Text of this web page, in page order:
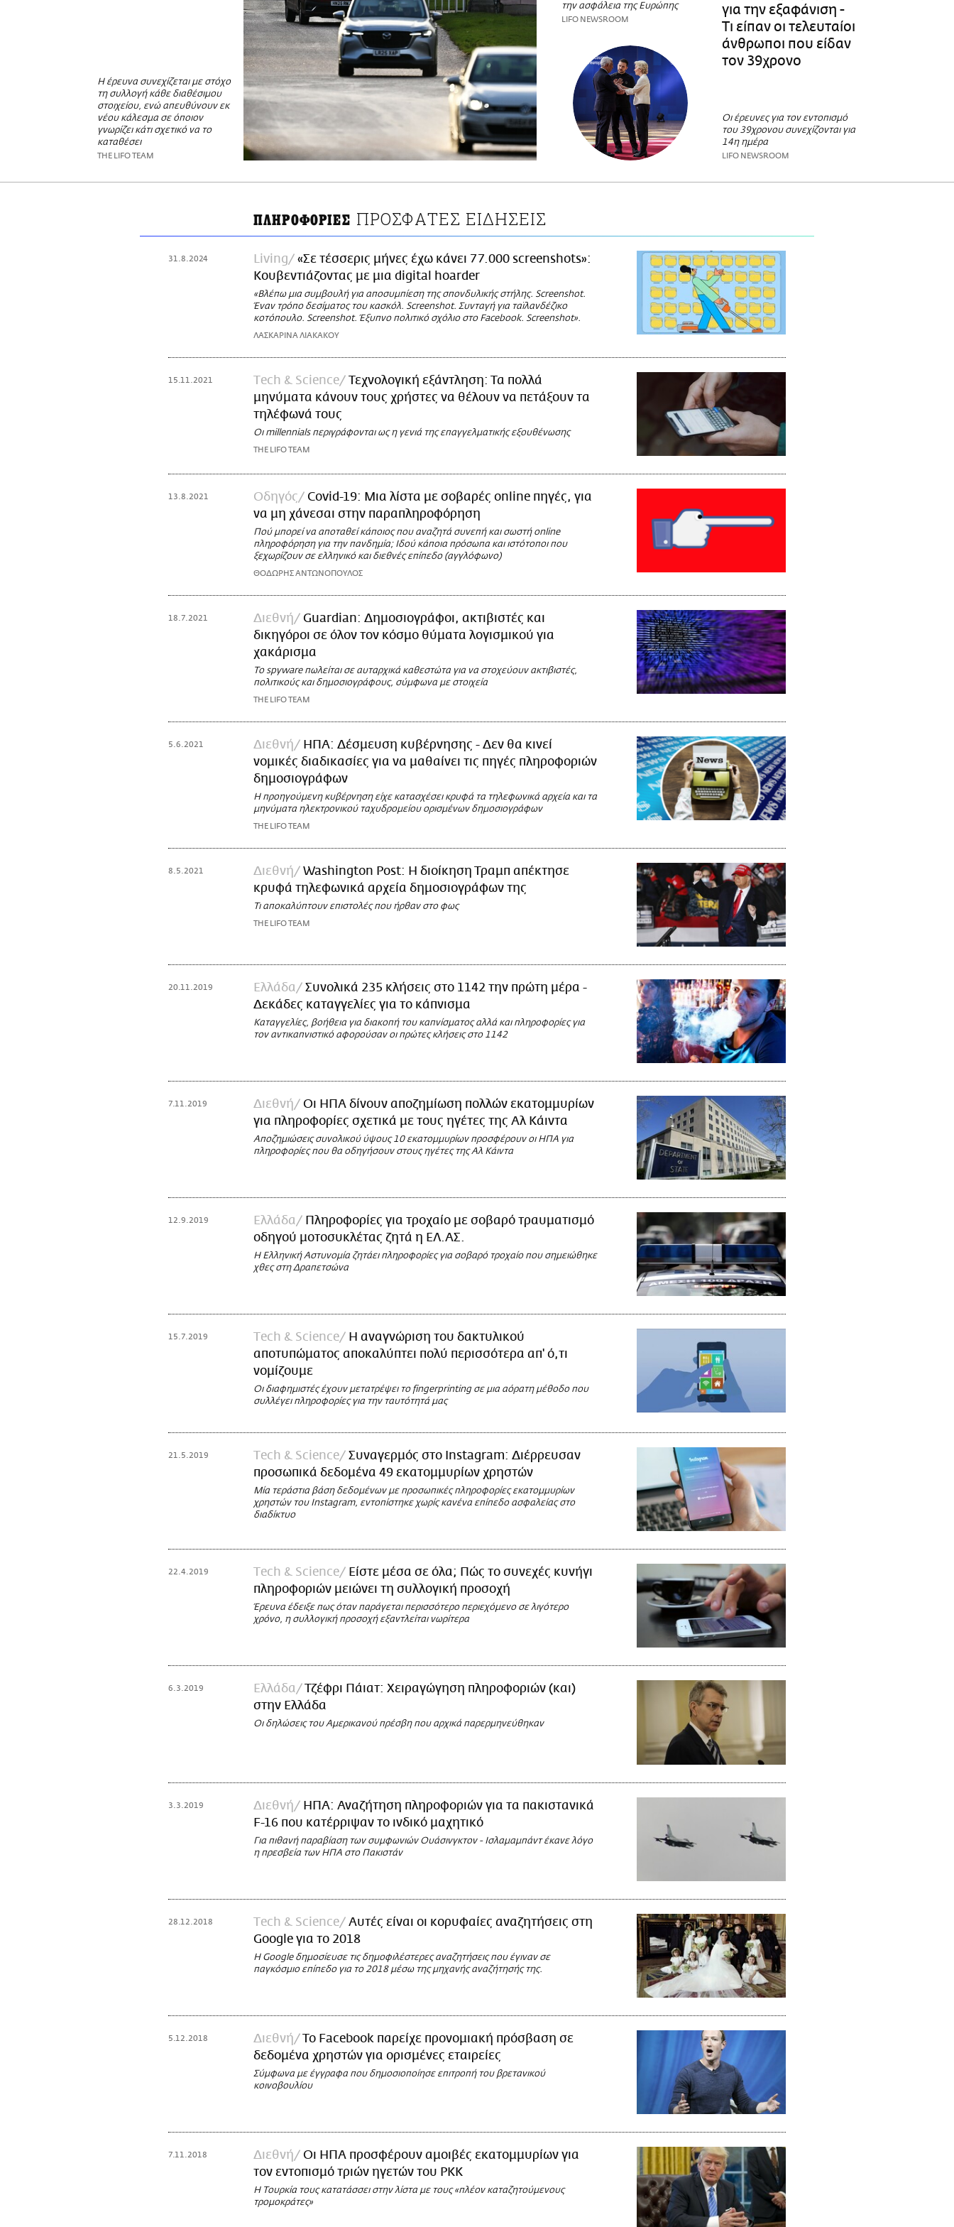
Η έρευνα συνεχίζεται με στόχο
τη συλλογή κάθε διαθέσιμου
στοιχείου, ενώ απευθύνουν εκ
νέου κάλεσμα σε όποιον
γνωρίζει κάτι σχετικό να το
καταθέσει
THE LIFO TEAM
την ασφάλεια της Ευρώπης
LIFO NEWSROOM
για την εξαφάνιση -
Τι είπαν οι τελευταίοι
άνθρωποι που είδαν
τον 39χρονο
Οι έρευνες για τον εντοπισμό
του 39χρονου συνεχίζονται για
14η ημέρα
LIFO NEWSROOM
ΠΛΗΡΟΦΟΡΙΕΣ ΠΡΟΣΦΑΤΕΣ ΕΙΔΗΣΕΙΣ
31.8.2024 Living
«Σε τέσσερις μήνες έχω κάνει 77.000 screenshots»:
Kουβεντιάζοντας με μια digital hoarder
«Βλέπω μια συμβουλή για αποσυμπίεση της σπονδυλικής στήλης. Screenshot.
Έναν τρόπο δεσίματος του κασκόλ. Screenshot. Συνταγή για ταϊλανδέζικο
κοτόπουλο. Screenshot. Έξυπνο πολιτικό σχόλιο στο Facebook. Screenshot».
ΛΑΣΚΑΡΙΝΑ ΛΙΑΚΑΚΟΥ
15.11.2021 Τech & Science
Τεχνολογική εξάντληση: Τα πολλά
μηνύματα κάνουν τους χρήστες να θέλουν να πετάξουν τα
τηλέφωνά τους
Οι millennials περιγράφονται ως η γενιά της επαγγελματικής εξουθένωσης
THE LIFO TEAM
13.8.2021 Οδηγός
Covid-19: Μια λίστα με σοβαρές online πηγές, για
να μη χάνεσαι στην παραπληροφόρηση
Πού μπορεί να αποταθεί κάποιος που αναζητά συνεπή και σωστή online
πληροφόρηση για την πανδημία; Ιδού κάποια πρόσωπα και ιστότοποι που
ξεχωρίζουν σε ελληνικό και διεθνές επίπεδο (αγγλόφωνο)
ΘΟΔΩΡΗΣ ΑΝΤΩΝΟΠΟΥΛΟΣ
18.7.2021 Διεθνή
Guardian: Δημοσιογράφοι, ακτιβιστές και
δικηγόροι σε όλον τον κόσμο θύματα λογισμικού για
χακάρισμα
Το spyware πωλείται σε αυταρχικά καθεστώτα για να στοχεύουν ακτιβιστές,
πολιτικούς και δημοσιογράφους, σύμφωνα με στοιχεία
THE LIFO TEAM
5.6.2021 Διεθνή
ΗΠΑ: Δέσμευση κυβέρνησης - Δεν θα κινεί
νομικές διαδικασίες για να μαθαίνει τις πηγές πληροφοριών
δημοσιογράφων
Η προηγούμενη κυβέρνηση είχε κατασχέσει κρυφά τα τηλεφωνικά αρχεία και τα
μηνύματα ηλεκτρονικού ταχυδρομείου ορισμένων δημοσιογράφων
THE LIFO TEAM
8.5.2021 Διεθνή
Washington Post: Η διοίκηση Τραμπ απέκτησε
κρυφά τηλεφωνικά αρχεία δημοσιογράφων της
Τι αποκαλύπτουν επιστολές που ήρθαν στο φως
THE LIFO TEAM
20.11.2019 Ελλάδα
Συνολικά 235 κλήσεις στο 1142 την πρώτη μέρα -
Δεκάδες καταγγελίες για το κάπνισμα
Καταγγελίες, βοήθεια για διακοπή του καπνίσματος αλλά και πληροφορίες για
τον αντικαπνιστικό αφορούσαν οι πρώτες κλήσεις στο 1142
7.11.2019 Διεθνή
Οι ΗΠΑ δίνουν αποζημίωση πολλών εκατομμυρίων
για πληροφορίες σχετικά με τους ηγέτες της Αλ Κάιντα
Αποζημιώσεις συνολικού ύψους 10 εκατομμυρίων προσφέρουν οι ΗΠΑ για
πληροφορίες που θα οδηγήσουν στους ηγέτες της Αλ Κάιντα
12.9.2019 Ελλάδα
Πληροφορίες για τροχαίο με σοβαρό τραυματισμό
οδηγού μοτοσυκλέτας ζητά η ΕΛ.ΑΣ.
Η Ελληνική Αστυνομία ζητάει πληροφορίες για σοβαρό τροχαίο που σημειώθηκε
χθες στη Δραπετσώνα
15.7.2019 Τech & Science
Η αναγνώριση του δακτυλικού
αποτυπώματος αποκαλύπτει πολύ περισσότερα απ' ό,τι
νομίζουμε
Οι διαφημιστές έχουν μετατρέψει το fingerprinting σε μια αόρατη μέθοδο που
συλλέγει πληροφορίες για την ταυτότητά μας
21.5.2019 Τech & Science
Συναγερμός στο Instagram: Διέρρευσαν
προσωπικά δεδομένα 49 εκατομμυρίων χρηστών
Μία τεράστια βάση δεδομένων με προσωπικές πληροφορίες εκατομμυρίων
χρηστών του Instagram, εντοπίστηκε χωρίς κανένα επίπεδο ασφαλείας στο
διαδίκτυο
22.4.2019 Τech & Science
Είστε μέσα σε όλα; Πώς το συνεχές κυνήγι
πληροφοριών μειώνει τη συλλογική προσοχή
Έρευνα έδειξε πως όταν παράγεται περισσότερο περιεχόμενο σε λιγότερο
χρόνο, η συλλογική προσοχή εξαντλείται νωρίτερα
6.3.2019 Ελλάδα
Τζέφρι Πάιατ: Χειραγώγηση πληροφοριών (και)
στην Ελλάδα
Οι δηλώσεις του Αμερικανού πρέσβη που αρχικά παρερμηνεύθηκαν
3.3.2019 Διεθνή
ΗΠΑ: Αναζήτηση πληροφοριών για τα πακιστανικά
F-16 που κατέρριψαν το ινδικό μαχητικό
Για πιθανή παραβίαση των συμφωνιών Ουάσινγκτον - Ισλαμαμπάντ έκανε λόγο
η πρεσβεία των ΗΠΑ στο Πακιστάν
28.12.2018 Τech & Science
Αυτές είναι οι κορυφαίες αναζητήσεις στη
Google για το 2018
H Google δημοσίευσε τις δημοφιλέστερες αναζητήσεις που έγιναν σε
παγκόσμιο επίπεδο για το 2018 μέσω της μηχανής αναζήτησής της.
5.12.2018 Διεθνή
Το Facebook παρείχε προνομιακή πρόσβαση σε
δεδομένα χρηστών για ορισμένες εταιρείες
Σύμφωνα με έγγραφα που δημοσιοποίησε επιτροπή του βρετανικού
κοινοβουλίου
7.11.2018 Διεθνή
Οι ΗΠΑ προσφέρουν αμοιβές εκατομμυρίων για
τον εντοπισμό τριών ηγετών του PKK
Η Τουρκία τους κατατάσσει στην λίστα με τους «πλέον καταζητούμενους
τρομοκράτες»